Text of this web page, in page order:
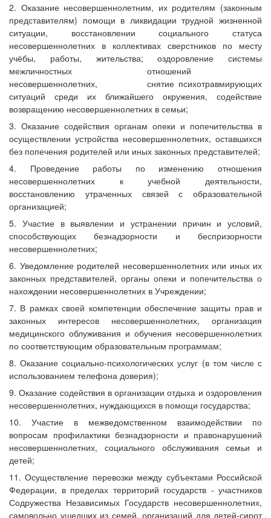
2. Оказание несовершеннолетним, их родителям (законным
представителям) помощи в ликвидации трудной жизненной
ситуации, восстановлении социального статуса
несовершеннолетних в коллективах сверстников по месту
учёбы, работы, жительства; оздоровление системы
межличностных отношений
несовершеннолетних, снятие психотравмирующих
ситуаций среди их ближайшего окружения, содействие
возвращению несовершеннолетних в семьи;
3. Оказание содействия органам опеки и попечительства в
осуществлении устройства несовершеннолетних, оставшихся
без попечения родителей или иных законных представителей;
4. Проведение работы по изменению отношения
несовершеннолетних к учебной деятельности,
восстановлению утраченных связей с образовательной
организацией;
5. Участие в выявлении и устранении причин и условий,
способствующих безнадзорности и беспризорности
несовершеннолетних;
6. Уведомление родителей несовершеннолетних или иных их
законных представителей, органы опеки и попечительства о
нахождении несовершеннолетних в Учреждении;
7. В рамках своей компетенции обеспечение защиты прав и
законных интересов несовершеннолетних, организация
медицинского облуживания и обучения несовершеннолетних
по соответствующим образовательным программам;
8. Оказание социально-психологических услуг (в том числе с
использованием телефона доверия);
9. Оказание содействия в организации отдыха и оздоровления
несовершеннолетних, нуждающихся в помощи государства;
10. Участие в межведомственном взаимодействии по
вопросам профилактики безнадзорности и правонарушений
несовершеннолетних, социального обслуживания семьи и
детей;
11. Осуществление перевозки между субъектами Российской
Федерации, в пределах территорий государств - участников
Содружества Независимых Государств несовершеннолетних,
самовольно ушедших из семей, организаций для детей-сирот